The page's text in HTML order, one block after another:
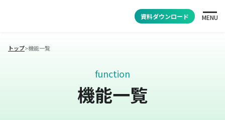
資料ダウンロード MENU
トップ>機能一覧
function
機能一覧